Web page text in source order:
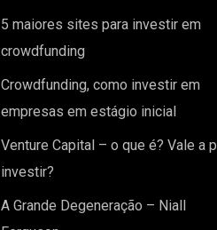
5 maiores sites para investir em
crowdfunding
Crowdfunding, como investir em
empresas em estágio inicial
Venture Capital – o que é? Vale a
investir?
A Grande Degeneração – Niall